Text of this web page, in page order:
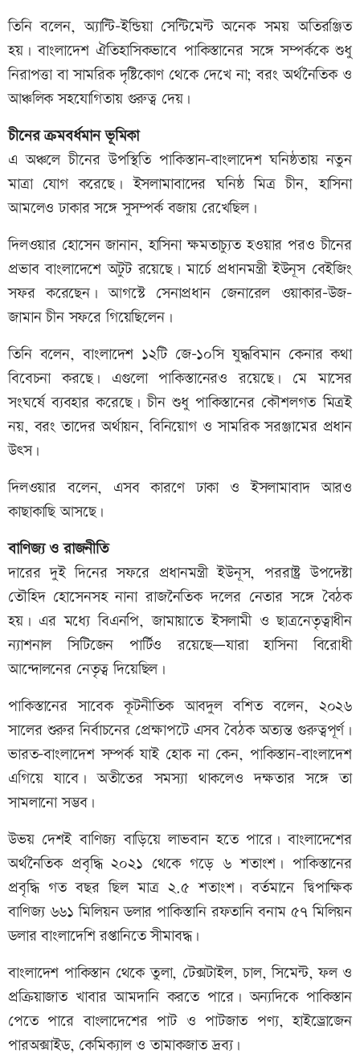
তিনি বলেন, অ্যান্টি–ইন্ডিয়া সেন্টিমেন্ট অনেক সময় অতিরঞ্জিত
হয়। বাংলাদেশ ঐতিহাসিকভাবে পাকিস্তানের সঙ্গে সম্পর্ককে শুধু
নিরাপত্তা বা সামরিক দৃষ্টিকোণ থেকে দেখে না; বরং অর্থনৈতিক ও
আঞ্চলিক সহযোগিতায় গুরুত্ব দেয়।
চীনের ক্রমবর্ধমান ভূমিকা
এ অঞ্চলে চীনের উপস্থিতি পাকিস্তান–বাংলাদেশ ঘনিষ্ঠতায় নতুন
মাত্রা যোগ করেছে। ইসলামাবাদের ঘনিষ্ঠ মিত্র চীন, হাসিনা
আমলেও ঢাকার সঙ্গে সুসম্পর্ক বজায় রেখেছিল।
দিলওয়ার হোসেন জানান, হাসিনা ক্ষমতাচ্যুত হওয়ার পরও চীনের
প্রভাব বাংলাদেশে অটুট রয়েছে। মার্চে প্রধানমন্ত্রী ইউনূস বেইজিং
সফর করেছেন। আগস্টে সেনাপ্রধান জেনারেল ওয়াকার–উজ–
জামান চীন সফরে গিয়েছিলেন।
তিনি বলেন, বাংলাদেশ ১২টি জে–১০সি যুদ্ধবিমান কেনার কথা
বিবেচনা করছে। এগুলো পাকিস্তানেরও রয়েছে। মে মাসের
সংঘর্ষে ব্যবহার করেছে। চীন শুধু পাকিস্তানের কৌশলগত মিত্রই
নয়, বরং তাদের অর্থায়ন, বিনিয়োগ ও সামরিক সরঞ্জামের প্রধান
উৎস।
দিলওয়ার বলেন, এসব কারণে ঢাকা ও ইসলামাবাদ আরও
কাছাকাছি আসছে।
বাণিজ্য ও রাজনীতি
দারের দুই দিনের সফরে প্রধানমন্ত্রী ইউনূস, পররাষ্ট্র উপদেষ্টা
তৌহিদ হোসেনসহ নানা রাজনৈতিক দলের নেতার সঙ্গে বৈঠক
হয়। এর মধ্যে বিএনপি, জামায়াতে ইসলামী ও ছাত্রনেতৃত্বাধীন
ন্যাশনাল সিটিজেন পার্টিও রয়েছে—যারা হাসিনা বিরোধী
আন্দোলনের নেতৃত্ব দিয়েছিল।
পাকিস্তানের সাবেক কূটনীতিক আবদুল বশিত বলেন, ২০২৬
সালের শুরুর নির্বাচনের প্রেক্ষাপটে এসব বৈঠক অত্যন্ত গুরুত্বপূর্ণ।
ভারত–বাংলাদেশ সম্পর্ক যাই হোক না কেন, পাকিস্তান–বাংলাদেশ
এগিয়ে যাবে। অতীতের সমস্যা থাকলেও দক্ষতার সঙ্গে তা
সামলানো সম্ভব।
উভয় দেশই বাণিজ্য বাড়িয়ে লাভবান হতে পারে। বাংলাদেশের
অর্থনৈতিক প্রবৃদ্ধি ২০২১ থেকে গড়ে ৬ শতাংশ। পাকিস্তানের
প্রবৃদ্ধি গত বছর ছিল মাত্র ২.৫ শতাংশ। বর্তমানে দ্বিপাক্ষিক
বাণিজ্য ৬৬১ মিলিয়ন ডলার পাকিস্তানি রফতানি বনাম ৫৭ মিলিয়ন
ডলার বাংলাদেশি রপ্তানিতে সীমাবদ্ধ।
বাংলাদেশ পাকিস্তান থেকে তুলা, টেক্সটাইল, চাল, সিমেন্ট, ফল ও
প্রক্রিয়াজাত খাবার আমদানি করতে পারে। অন্যদিকে পাকিস্তান
পেতে পারে বাংলাদেশের পাট ও পাটজাত পণ্য, হাইড্রোজেন
পারঅক্সাইড, কেমিক্যাল ও তামাকজাত দ্রব্য।